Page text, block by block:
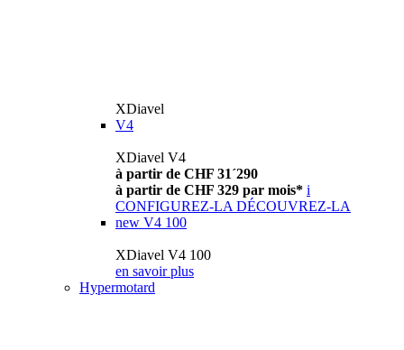
XDiavel
V4
XDiavel V4
à partir de CHF 31´290
à partir de CHF 329 par mois* i
CONFIGUREZ-LA DÉCOUVREZ-LA
new V4 100
XDiavel V4 100
en savoir plus
Hypermotard